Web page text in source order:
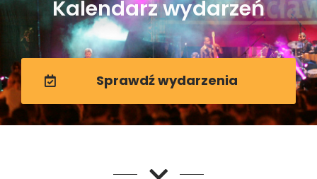
Kalendarz wydarzeń
Sprawdź wydarzenia